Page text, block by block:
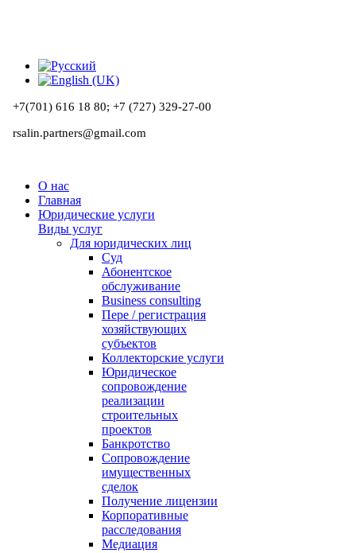
+7(701) 616 18 80; +7 (727) 329-27-00
rsalin.partners@gmail.com
О нас
Главная
Юридические услуги
Виды услуг
Для юридических лиц
Суд
Абонентское
обслуживание
Business consulting
Пере / регистрация
хозяйствующих
субъектов
Коллекторские услуги
Юридическое
сопровождение
реализации
строительных
проектов
Банкротство
Сопровождение
имущественных
сделок
Получение лицензии
Корпоративные
расследования
Медиация